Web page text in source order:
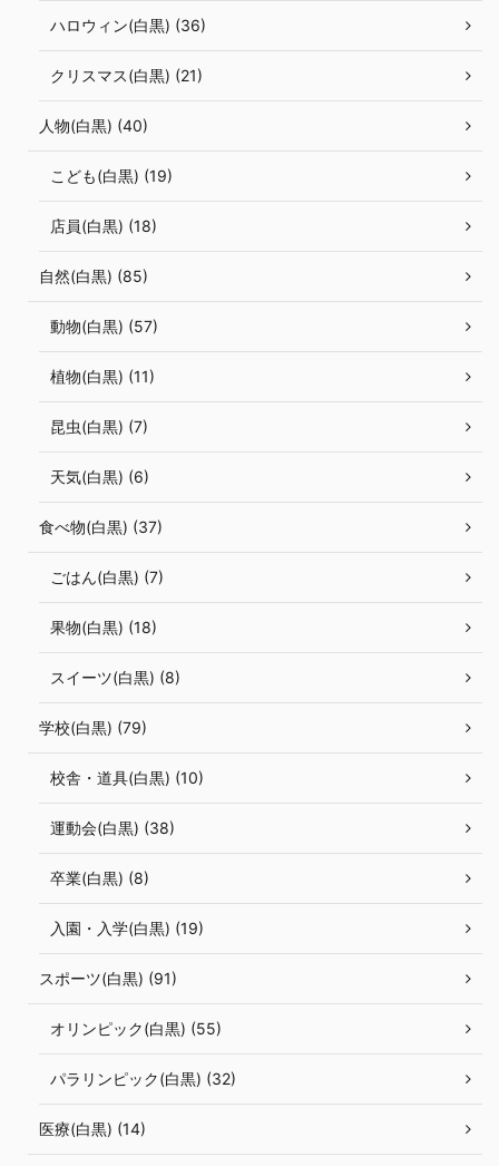
ハロウィン(白黒) (36)
クリスマス(白黒) (21)
人物(白黒) (40)
こども(白黒) (19)
店員(白黒) (18)
自然(白黒) (85)
動物(白黒) (57)
植物(白黒) (11)
昆虫(白黒) (7)
天気(白黒) (6)
食べ物(白黒) (37)
ごはん(白黒) (7)
果物(白黒) (18)
スイーツ(白黒) (8)
学校(白黒) (79)
校舎・道具(白黒) (10)
運動会(白黒) (38)
卒業(白黒) (8)
入園・入学(白黒) (19)
スポーツ(白黒) (91)
オリンピック(白黒) (55)
パラリンピック(白黒) (32)
医療(白黒) (14)